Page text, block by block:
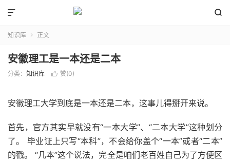


知识库  正文
安徽理工是一本还是二本
分类： 知识库  赞(0)
安徽理工大学到底是一本还是二本，这事儿得掰开来说。
首先，官方其实早就没有“一本大学”、“二本大学”这种划分
了。 毕业证上只写“本科”，不会给你盖个“一本”或者“二本”
的戳。 “几本”这个说法，完全是咱们老百姓自己为了方便区